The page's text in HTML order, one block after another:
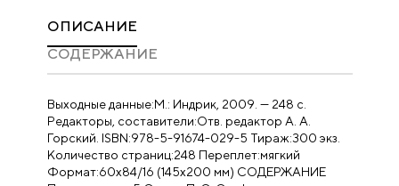
ОПИСАНИЕ
CОДЕРЖАНИЕ
Выходные данные:М.: Индрик, 2009. — 248 с.
Редакторы, составители:Отв. редактор А. А.
Горский. ISBN:978-5-91674-029-5 Тираж:300 экз.
Количество страниц:248 Переплет:мягкий
Формат:60х84/16 (145х200 мм) СОДЕРЖАНИЕ